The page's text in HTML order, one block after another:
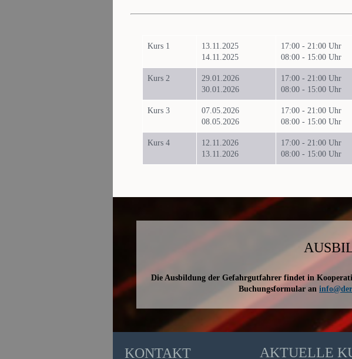
Kurs 1
13.11.2025
14.11.2025
17:00 - 21:00 Uhr
08:00 - 15:00 Uhr
Kurs 2
29.01.2026
30.01.2026
17:00 - 21:00 Uhr
08:00 - 15:00 Uhr
Kurs 3
07.05.2026
08.05.2026
17:00 - 21:00 Uhr
08:00 - 15:00 Uhr
Kurs 4
12.11.2026
13.11.2026
17:00 - 21:00 Uhr
08:00 - 15:00 Uhr
Die Ausbildung der Gefahrgutfahrer findet in
Buchungsformular an
KONTAKT AKTUELLE